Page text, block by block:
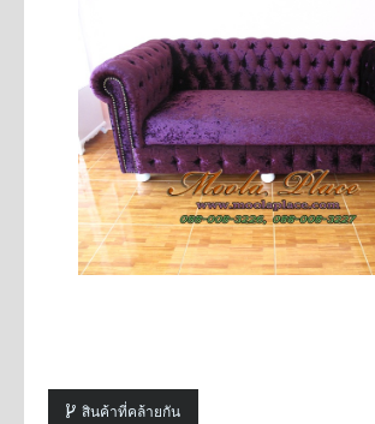
สินค้าที่คล้ายกัน